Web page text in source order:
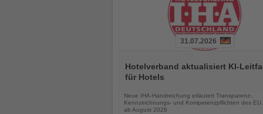
Sie
die
31.07.2026
Hotelverband aktualisiert KI-
für Hotels
Neue IHA-Handreichung erläutert Transparenz-,
Kennzeichnungs- und Kompetenzpflichten des EU
ab August 2026